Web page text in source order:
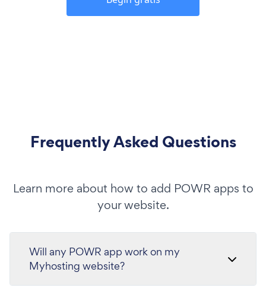
Frequently Asked Questions
Learn more about how to add POWR apps to
your website.
Will any POWR app work on my
Myhosting website?